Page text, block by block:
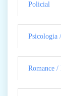
Policial
Psicologia
Romance /